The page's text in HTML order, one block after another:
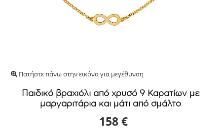
Πατήστε πάνω στην εικόνα για μεγέθυνση
Παιδικό βραχιόλι από χρυσό 9 Καρατίων με
μαργαριτάρια και μάτι από σμάλτο
158 €